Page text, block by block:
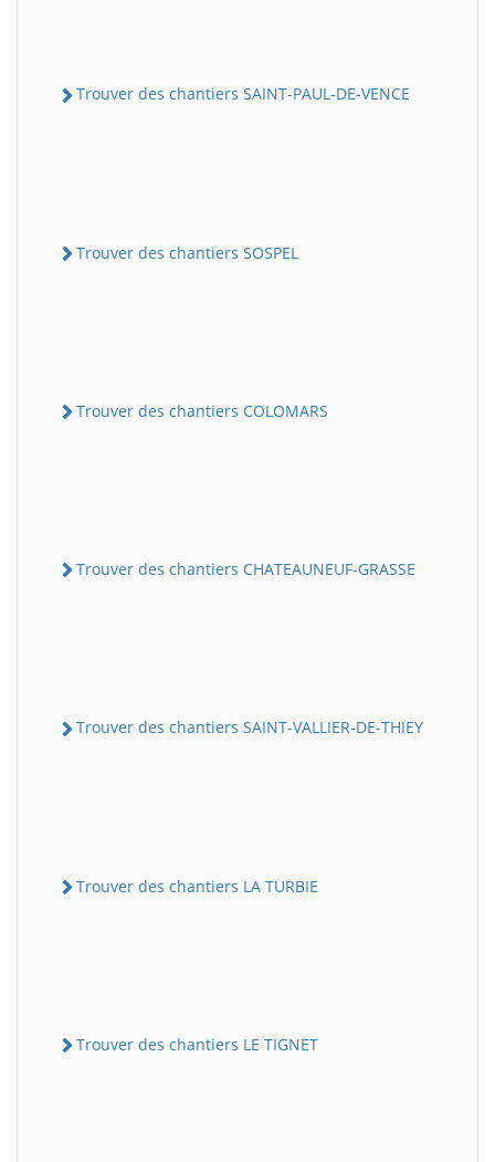
Trouver des chantiers SAINT-PAUL-DE-VENCE
Trouver des chantiers SOSPEL
Trouver des chantiers COLOMARS
Trouver des chantiers CHATEAUNEUF-GRASSE
Trouver des chantiers SAINT-VALLIER-DE-THIEY
Trouver des chantiers LA TURBIE
Trouver des chantiers LE TIGNET